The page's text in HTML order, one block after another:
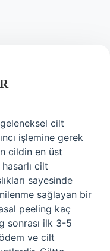
cilt
işlemine gerek
cildin en üst
cilt
sayesinde
sağlayan bir
peeling kaç
sonrası ilk 3-5
ve cilt